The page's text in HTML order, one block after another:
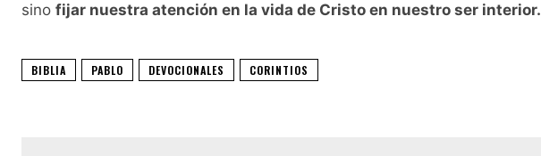
sino fijar nuestra atención en la vida de Cristo en nuestro ser interior.
BIBLIA PABLO DEVOCIONALES CORINTIOS